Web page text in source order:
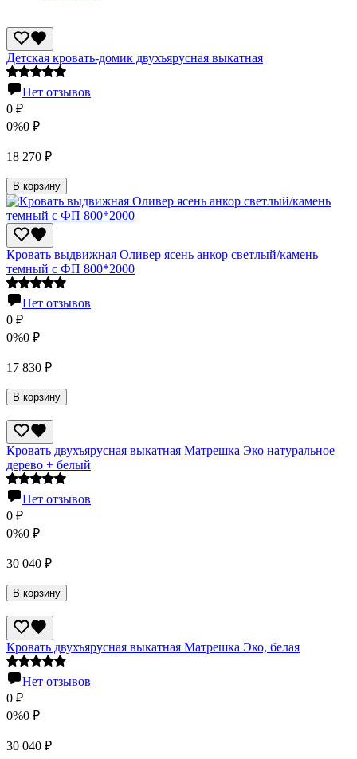
Детская кровать-домик двухъярусная выкатная
Нет отзывов
0 ₽
0%0 ₽
18 270 ₽
В корзину
Кровать выдвижная Оливер ясень анкор светлый/камень
темный с ФП 800*2000
Нет отзывов
0 ₽
0%0 ₽
17 830 ₽
В корзину
Кровать двухъярусная выкатная Матрешка Эко натуральное
дерево + белый
Нет отзывов
0 ₽
0%0 ₽
30 040 ₽
В корзину
Кровать двухъярусная выкатная Матрешка Эко, белая
Нет отзывов
0 ₽
0%0 ₽
30 040 ₽